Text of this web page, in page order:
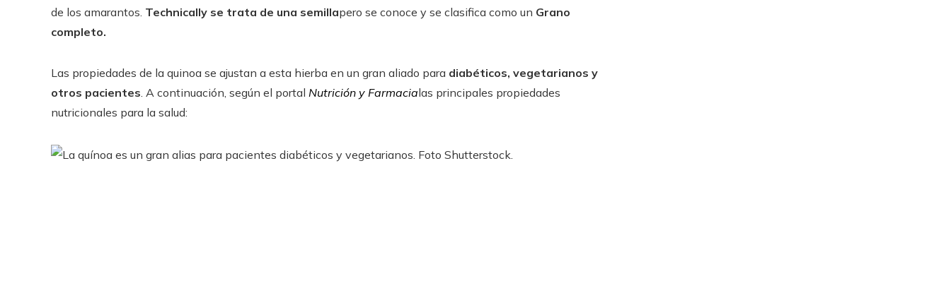
de los amarantos. Technically se trata de una semillapero se conoce y se clasifica como un Grano
completo.​
Las propiedades de la quinoa se ajustan a esta hierba en un gran aliado para diabéticos, vegetarianos y
otros pacientes. A continuación, según el portal Nutrición y Farmacialas principales propiedades
nutricionales para la salud: